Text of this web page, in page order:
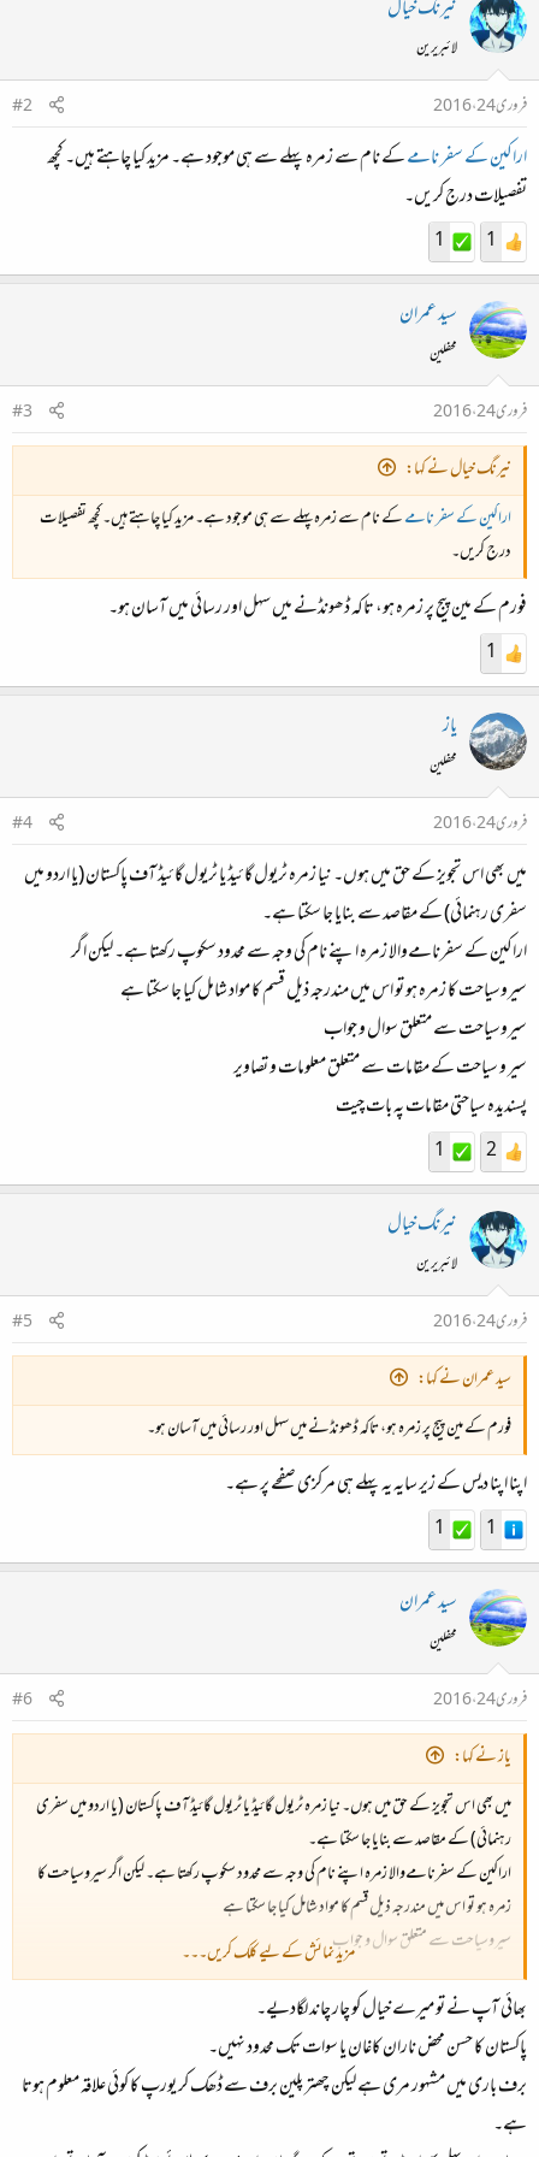
نیرنگ خیال
لائبریرین
فروری 24، 2016
#2
اراکین کے سفر نامےکے نام سے زمرہ پہلے سے ہی موجود ہے۔ مزید کیا چاہتے ہیں۔ کچھ
تفصیلات درج کریں۔
1
1
سید عمران
محفلین
فروری 24، 2016
#3
نیرنگ خیال نے کہا:
اراکین کے سفر نامےکے نام سے زمرہ پہلے سے ہی موجود ہے۔ مزید کیا چاہتے ہیں۔ کچھ تفصیلات
درج کریں۔
فورم کے مین پیج پر زمرہ ہو، تاکہ ڈھونڈنے میں سہل اور رسائی میں آسان ہو۔
1
یاز
محفلین
فروری 24، 2016
#4
میں بھی اس تجویز کے حق میں ہوں۔ نیا زمرہ ٹریول گائیڈ یا ٹریول گائیڈ آف پاکستان (یا اردو میں
سفری رہنمائی) کے مقاصد سے بنایا جا سکتا ہے۔
اراکین کے سفرنامےوالا زمرہ اپنے نام کی وجہ سے محدود سکوپ رکھتا ہے۔ لیکن اگر
سیروسیاحت کا زمرہ ہو تو اس میں مندرجہ ذیل قسم کا مواد شامل کیا جا سکتا ہے
سیروسیاحت سے متعلق سوال و جواب
سیر و سیاحت کے مقامات سے متعلق معلومات و تصاویر
پسندیدہ سیاحتی مقامات پہ بات چیت
2
1
نیرنگ خیال
لائبریرین
فروری 24، 2016
#5
سید عمران نے کہا:
فورم کے مین پیج پر زمرہ ہو، تاکہ ڈھونڈنے میں سہل اور رسائی میں آسان ہو۔
اپنا اپنا دیس کے زیر سایہ یہ پہلے ہی مرکزی صفحے پر ہے۔
1
1
سید عمران
محفلین
فروری 24، 2016
#6
یاز نے کہا:
میں بھی اس تجویز کے حق میں ہوں۔ نیا زمرہ ٹریول گائیڈ یا ٹریول گائیڈ آف پاکستان (یا اردو میں سفری
رہنمائی) کے مقاصد سے بنایا جا سکتا ہے۔
اراکین کے سفرنامےوالا زمرہ اپنے نام کی وجہ سے محدود سکوپ رکھتا ہے۔ لیکن اگر سیروسیاحت کا
زمرہ ہو تو اس میں مندرجہ ذیل قسم کا مواد شامل کیا جا سکتا ہے
سیروسیاحت سے متعلق سوال و جواب
سیر و سیاحت کے مقامات سے متعلق معلومات و تصاویر
پسندیدہ سیاحتی مقامات پہ بات چیت
مزید نمائش کے لیے کلک کریں۔۔۔
بھائی آپ نے تو میرے خیال کو چار چاند لگادیے۔
پاکستان کا حسن محض ناران کاغان یا سوات تک محدود نہیں۔
برف باری میں مشہور مری ہے لیکن چھتر پلین برف سے ڈھک کر یورپ کا کوئی علاقہ معلوم ہوتا
ہے۔